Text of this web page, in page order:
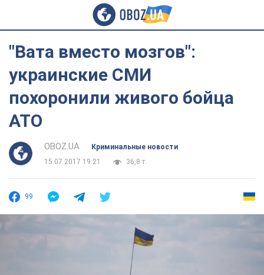
"Вата вместо мозгов":
украинские СМИ
похоронили живого бойца
АТО
OBOZ.UA
Криминальные новости
15.07.2017 19:21
36,8 т.
99